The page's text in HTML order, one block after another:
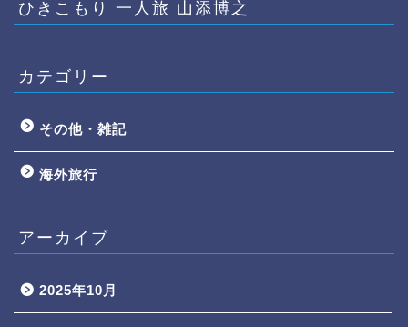
ひきこもり 一人旅 山添博之
カテゴリー
その他・雑記
海外旅行
アーカイブ
2025年10月